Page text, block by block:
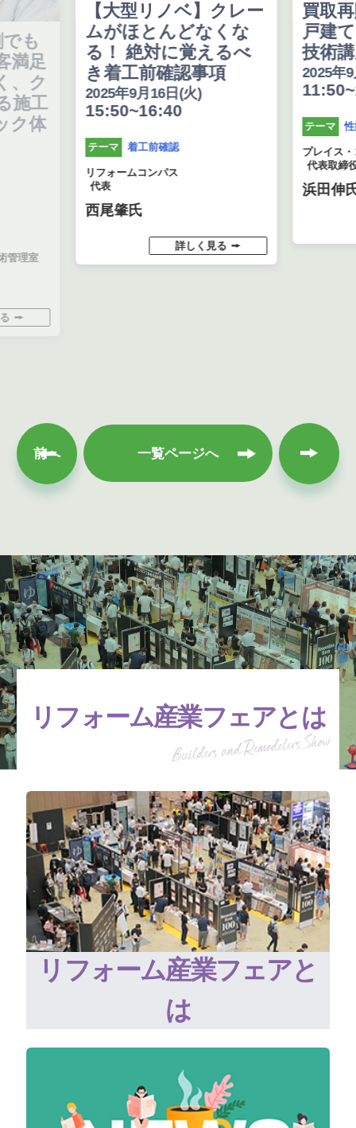
【大型リノベ】クレー
ムがほとんどなくな
る！ 絶対に覚えるべ
き着工前確認事項
2025年9月16日(火)
15:50~16:40
着工前確認
リフォームコンパス
買取再販の雄
戸建ての性能
技術講座
2025年9月16日(
11:50~12:40
性能向上
プレイス・コーポレー
前へ 一覧ページへ
次へ
リフォーム産業フェアとは
リフォーム産業フェアと
は